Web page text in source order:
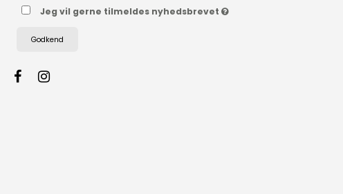
Jeg vil gerne tilmeldes nyhedsbrevet
Godkend